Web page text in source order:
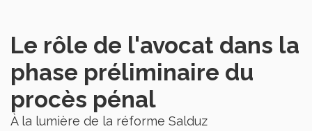
Le rôle de l'avocat dans la
phase préliminaire du
procès pénal
À la lumière de la réforme Salduz